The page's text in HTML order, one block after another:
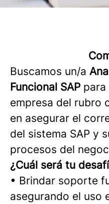
Buscamos un/a
Funcional SAP para
empresa del rubro
en asegurar el
del sistema SAP y
procesos del
¿Cuál será tu
• Brindar soporte
asegurando el uso